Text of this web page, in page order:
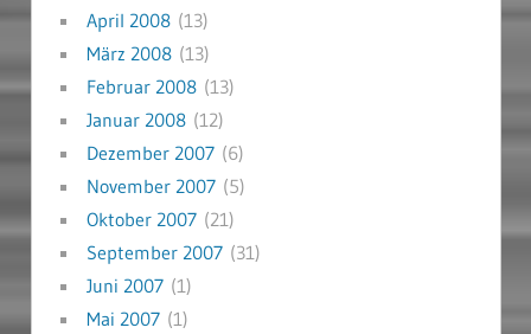
April 2008(13)
März 2008(13)
Februar 2008(13)
Januar 2008(12)
Dezember 2007(6)
November 2007(5)
Oktober 2007(21)
September 2007(31)
Juni 2007(1)
Mai 2007(1)